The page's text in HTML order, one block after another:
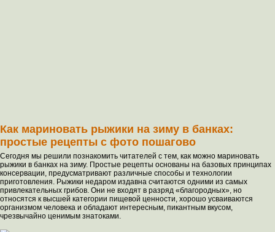
Как мариновать рыжики на зиму в банках:
простые рецепты с фото пошагово
Сегодня мы решили познакомить читателей с тем, как можно мариновать
рыжики в банках на зиму. Простые рецепты основаны на базовых принципах
консервации, предусматривают различные способы и технологии
приготовления. Рыжики недаром издавна считаются одними из самых
привлекательных грибов. Они не входят в разряд «благородных», но
относятся к высшей категории пищевой ценности, хорошо усваиваются
организмом человека и обладают интересным, пикантным вкусом,
чрезвычайно ценимым знатоками.